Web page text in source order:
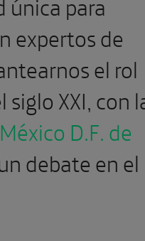
expertos de
el rol
XXI, con
México D.F. de
debate en el